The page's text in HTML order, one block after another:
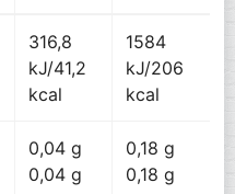
316,8
kJ/41,2
kcal
1584
kJ/206
kcal
0,04 g
0,04 g
0,18 g
0,18 g